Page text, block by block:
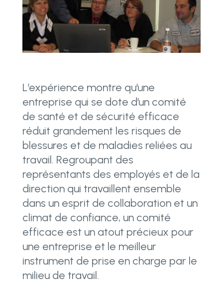
L’expérience montre qu’une
entreprise qui se dote d’un comité
de santé et de sécurité efficace
réduit grandement les risques de
blessures et de maladies reliées au
travail. Regroupant des
représentants des employés et de la
direction qui travaillent ensemble
dans un esprit de collaboration et un
climat de confiance, un comité
efficace est un atout précieux pour
une entreprise et le meilleur
instrument de prise en charge par le
milieu de travail.